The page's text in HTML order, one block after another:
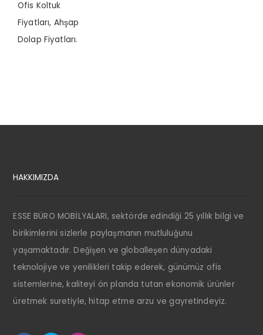
HAKKIMIZDA
ESSE BÜRO MOBİLYALARI, sektörde edindiği 25 yıllık bilgi ve
birikimlerini sizlerle paylaşmanın mutluluğunu
yaşamaktadır. Değişen ve globalleşen dünyadaki
teknolojiye ve yenilikleri takip ederek, günümüz ofis
sistemlerine, kaliteyi ön planda tutan ekonomik ürünler
üretmek suretiyle, hitap etme arzu ve gayretindeyiz.